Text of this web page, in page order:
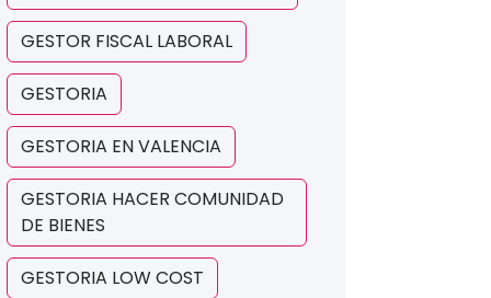
GESTOR FISCAL LABORAL
GESTORIA
GESTORIA EN VALENCIA
GESTORIA HACER COMUNIDAD
DE BIENES
GESTORIA LOW COST